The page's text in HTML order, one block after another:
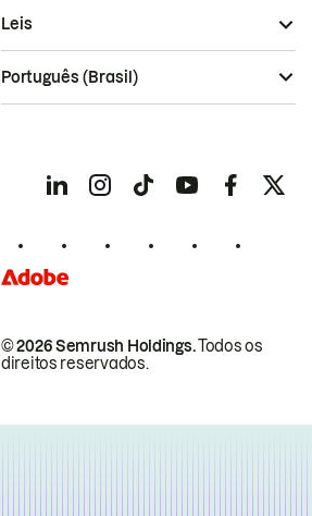
© 2026 Semrush Holdings.Todos os
direitos reservados.
Leis
Português (Brasil)